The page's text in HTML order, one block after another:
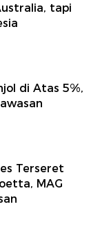
tapi
di Atas 5%,
Terseret
MAG